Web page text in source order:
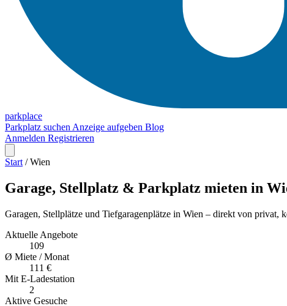
parkplace
Parkplatz suchen Anzeige aufgeben Blog
Anmelden Registrieren
Start / Wien
Garage, Stellplatz & Parkplatz mieten in
Garagen, Stellplätze und Tiefgaragenplätze in Wien – direkt von privat,
Aktuelle Angebote
109
Ø Miete / Monat
111 €
Mit E-Ladestation
2
Aktive Gesuche